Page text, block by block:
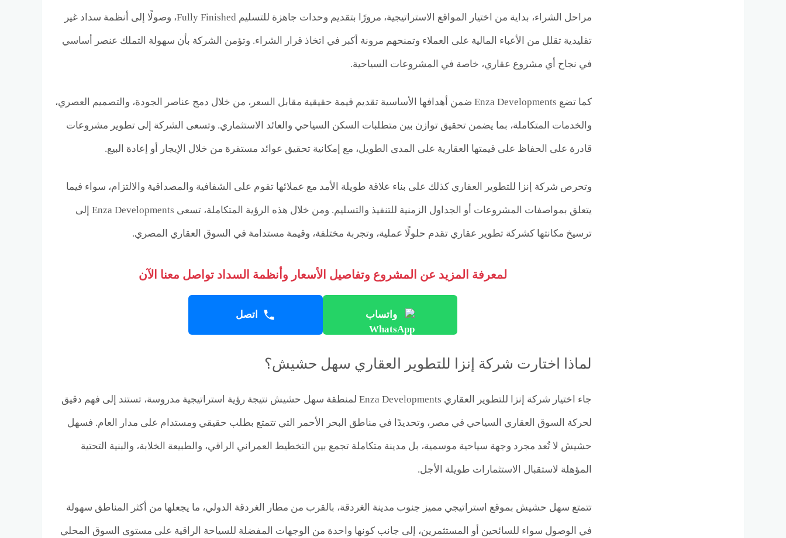
مراحل الشراء، بداية من اختيار المواقع الاستراتيجية، مرورًا بتقديم وحدات جاهزة للتسليم Fully Finished، وصولًا إلى أنظمة سداد غير
تقليدية تقلل من الأعباء المالية على العملاء وتمنحهم مرونة أكبر في اتخاذ قرار الشراء. وتؤمن الشركة بأن سهولة التملك عنصر أساسي
في نجاح أي مشروع عقاري، خاصة في المشروعات السياحية.
كما تضع Enza Developments ضمن أهدافها الأساسية تقديم قيمة حقيقية مقابل السعر، من خلال دمج عناصر الجودة، والتصميم العصري،
والخدمات المتكاملة، بما يضمن تحقيق توازن بين متطلبات السكن السياحي والعائد الاستثماري. وتسعى الشركة إلى تطوير مشروعات
قادرة على الحفاظ على قيمتها العقارية على المدى الطويل، مع إمكانية تحقيق عوائد مستقرة من خلال الإيجار أو إعادة البيع.
وتحرص شركة إنزا للتطوير العقاري كذلك على بناء علاقة طويلة الأمد مع عملائها تقوم على الشفافية والمصداقية والالتزام، سواء فيما
يتعلق بمواصفات المشروعات أو الجداول الزمنية للتنفيذ والتسليم. ومن خلال هذه الرؤية المتكاملة، تسعى Enza Developments إلى
ترسيخ مكانتها كشركة تطوير عقاري تقدم حلولًا عملية، وتجربة مختلفة، وقيمة مستدامة في السوق العقاري المصري.
لمعرفة المزيد عن المشروع وتفاصيل الأسعار وأنظمة السداد تواصل معنا الآن
واتساب اتصل
لماذا اختارت شركة إنزا للتطوير العقاري سهل حشيش؟
جاء اختيار شركة إنزا للتطوير العقاري Enza Developments لمنطقة سهل حشيش نتيجة رؤية استراتيجية مدروسة، تستند إلى فهم دقيق
لحركة السوق العقاري السياحي في مصر، وتحديدًا في مناطق البحر الأحمر التي تتمتع بطلب حقيقي ومستدام على مدار العام. فسهل
حشيش لا تُعد مجرد وجهة سياحية موسمية، بل مدينة متكاملة تجمع بين التخطيط العمراني الراقي، والطبيعة الخلابة، والبنية التحتية
المؤهلة لاستقبال الاستثمارات طويلة الأجل.
تتمتع سهل حشيش بموقع استراتيجي مميز جنوب مدينة الغردقة، بالقرب من مطار الغردقة الدولي، ما يجعلها من أكثر المناطق سهولة
في الوصول سواء للسائحين أو المستثمرين، إلى جانب كونها واحدة من الوجهات المفضلة للسياحة الراقية على مستوى السوق المحلي